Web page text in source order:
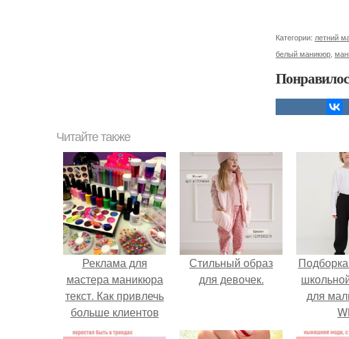
Категории: летний
белый маникюр
Читайте также
Реклама для
мастера маникюра
текст. Как привлечь
больше клиентов
на маникюр
Стильный образ
для девочек.
для